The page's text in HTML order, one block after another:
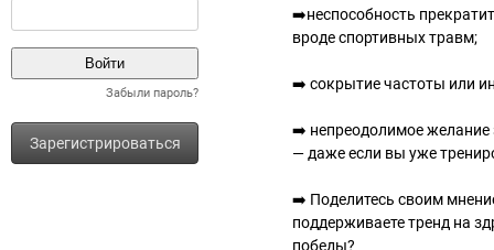
Забыли пароль?
Зарегистрироваться
➡️неспособность
вроде спортивных травм;
➡️ сокрытие частоты или
➡️ непреодолимое желание
— даже если вы уже
➡️ Поделитесь своим
поддерживаете тренд на
победы?